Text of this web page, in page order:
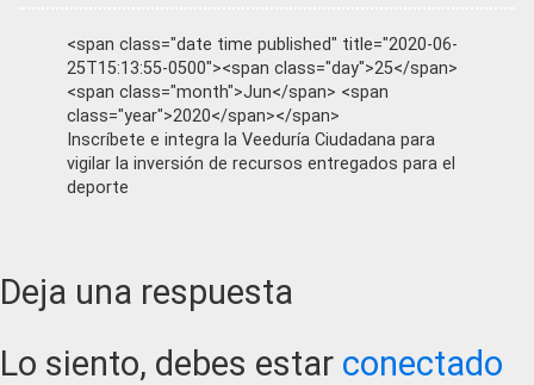
<span class="date time published" title="2020-06-
25T15:13:55-0500"><span class="day">25</span>
<span class="month">Jun</span> <span
class="year">2020</span></span>
Inscríbete e integra la Veeduría Ciudadana para
vigilar la inversión de recursos entregados para el
deporte
Reader
Interactions
Deja una respuesta
Lo siento, debes estar conectado